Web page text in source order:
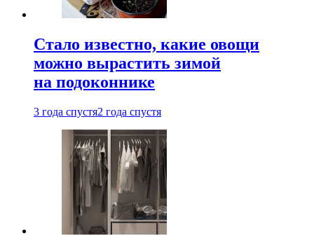
Стало известно, какие овощи
можно вырастить зимой
на подоконнике
3 года спустя2 года спустя